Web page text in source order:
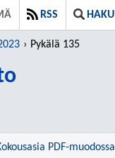
RSS HAKU
Pykälä 135
PDF-muodossa